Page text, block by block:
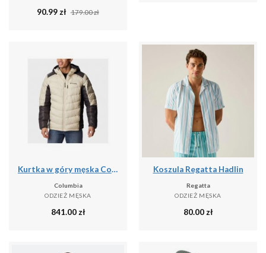
90.99 zł 179.00zł
Kurtka w góry męska Columbia 1957343278
Columbia
ODZIEŻ MĘSKA
841.00 zł
Koszula Regatta Hadlin
Regatta
ODZIEŻ MĘSKA
80.00 zł